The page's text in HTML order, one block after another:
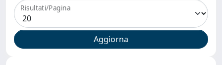
Risultati/Pagina